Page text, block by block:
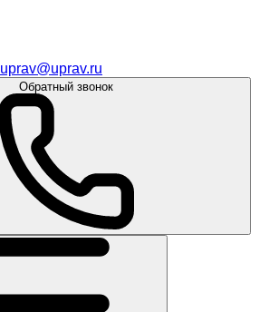
uprav@uprav.ru
Обратный звонок